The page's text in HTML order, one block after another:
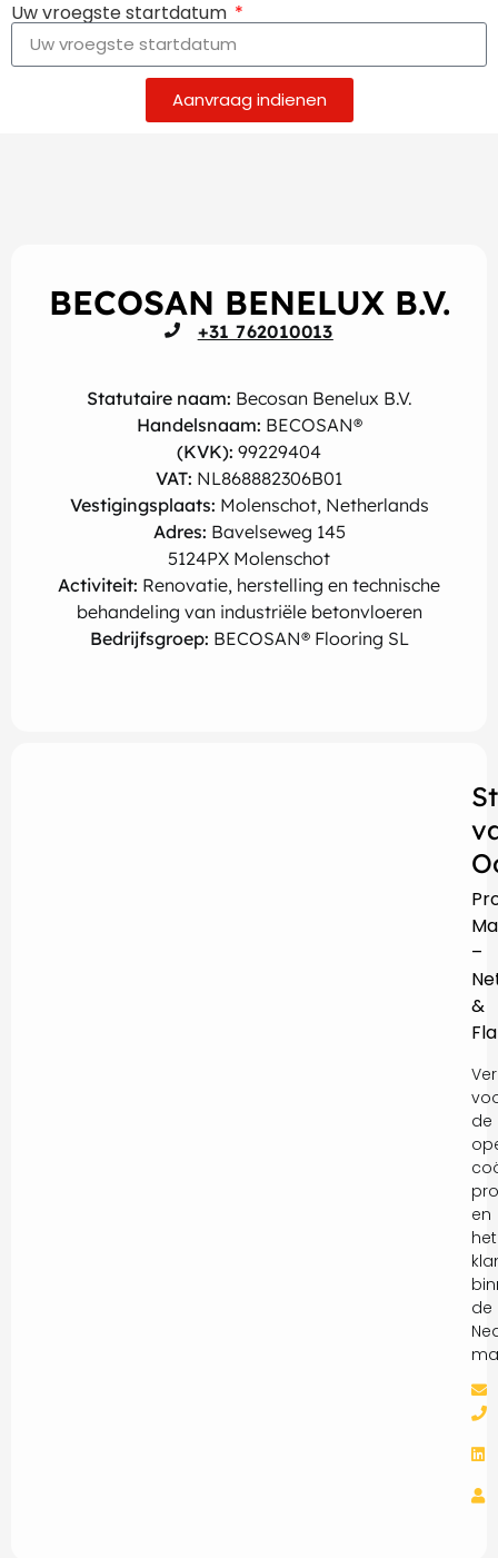
Uw vroegste startdatum
Aanvraag indienen
BECOSAN BENELUX B.V.
+31 762010013
Statutaire naam: Becosan Benelux B.V.
Handelsnaam: BECOSAN®
(KVK): 99229404
VAT: NL868882306B01
Vestigingsplaats: Molenschot, Netherlands
Adres: Bavelseweg 145
5124PX Molenschot
Activiteit: Renovatie, herstelling en technische
behandeling van industriële betonvloeren
Bedrijfsgroep: BECOSAN® Flooring SL
–
&
de
en
het
de